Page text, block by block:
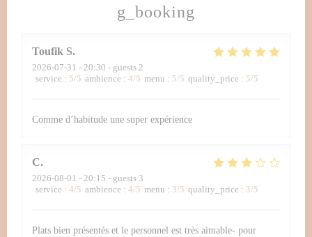
g_booking
Toufik S
2026-07-31 - 20:30 - guests 2
service : 5/5 ambience : 4/5 menu : 5/5 quality_price : 5/5
Comme d’habitude une super expérience
C
2026-08-01 - 20:15 - guests 3
service : 4/5 ambience : 4/5 menu : 3/5 quality_price : 3/5
Plats bien présentés et le personnel est très aimable- pour